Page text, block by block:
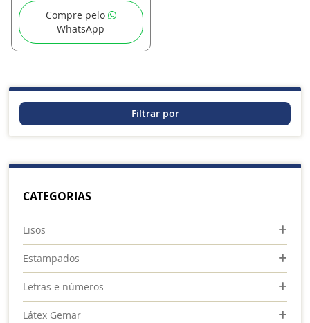
Compre pelo
WhatsApp
Filtrar por
CATEGORIAS
Lisos
Estampados
Letras e números
Látex Gemar